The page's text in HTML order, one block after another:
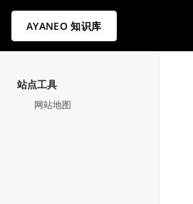
AYANEO 知识库
站点工具
网站地图